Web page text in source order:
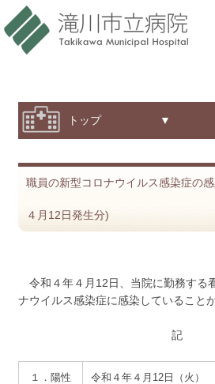
当院について
診療科・部門紹介
採用情報
交通アクセス
トップ ▼
職員の新型コロナウイルス感染症の
４月12日発生分)
令和４年４月12日、当院に勤務する
ナウイルス感染症に感染していること
記
１．陽性
令和４年４月12日（火）